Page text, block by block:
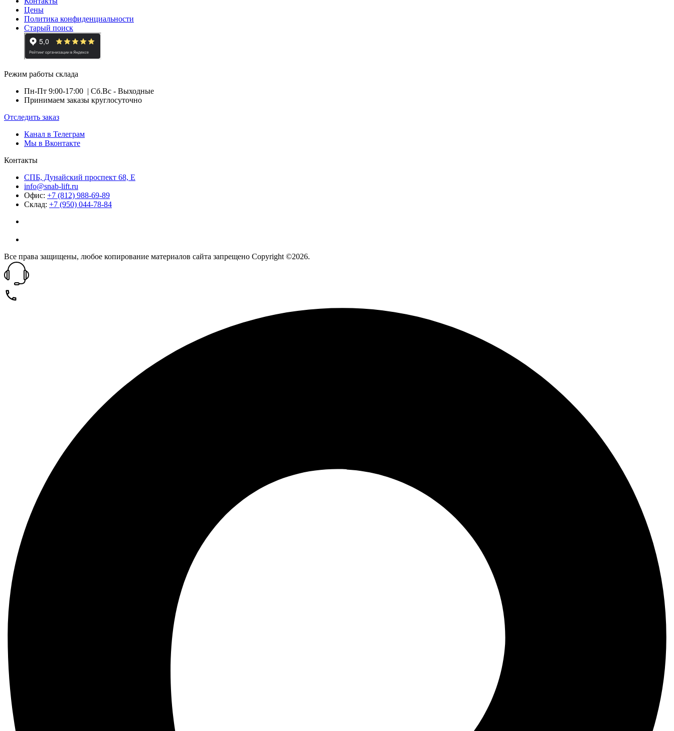
Цены
Политика конфиденциальности
Старый поиск
Режим работы склада
Пн-Пт 9:00-17:00 | Сб.Вс - Выходные
Принимаем заказы круглосуточно
Отследить заказ
Канал в Телеграм
Мы в Вконтакте
Контакты
СПБ, Дунайский проспект 68, Е
info@snab-lift.ru
Офис: +7 (812) 988-69-89
Склад: +7 (950) 044-78-84
Все права защищены, любое копирование материалов сайта запрещено Copyright ©2026.